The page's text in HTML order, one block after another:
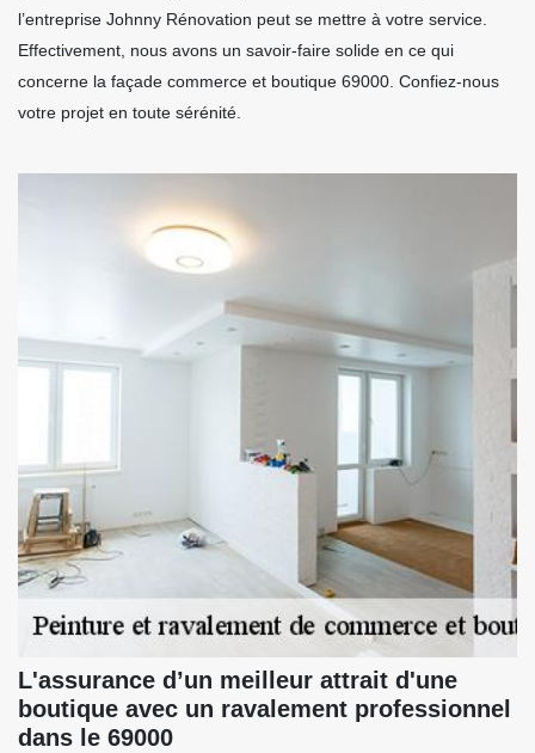
l’entreprise Johnny Rénovation peut se mettre à votre service.
Effectivement, nous avons un savoir-faire solide en ce qui
concerne la façade commerce et boutique 69000. Confiez-nous
votre projet en toute sérénité.
L'assurance d’un meilleur attrait d'une
boutique avec un ravalement professionnel
dans le 69000